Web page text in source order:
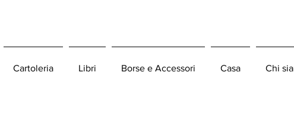
Cartoleria Libri Borse e Accessori Casa Chi